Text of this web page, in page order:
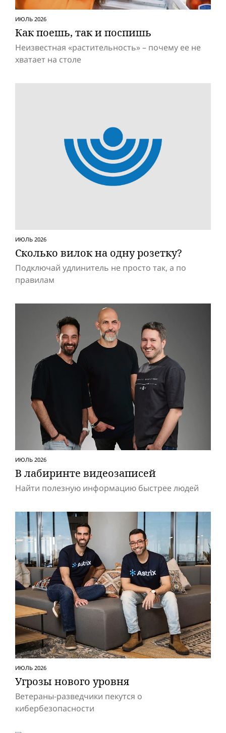
ИЮЛЬ 2026
Как поешь, так и поспишь
Неизвестная «растительность» – почему ее не
хватает на столе
ИЮЛЬ 2026
Сколько вилок на одну розетку?
Подключай удлинитель не просто так, а по
правилам
ИЮЛЬ 2026
В лабиринте видеозаписей
Найти полезную информацию быстрее людей
ИЮЛЬ 2026
Угрозы нового уровня
Ветераны-разведчики пекутся о
кибербезопасности